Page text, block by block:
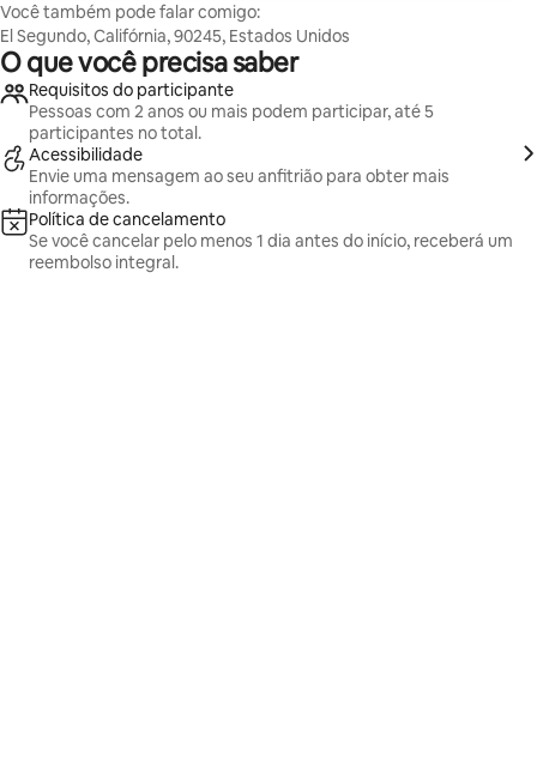
Você também pode falar comigo:
El Segundo, Califórnia, 90245, Estados Unidos
O que você precisa saber
Requisitos do participante
Pessoas com 2 anos ou mais podem participar, até 5
participantes no total.
Acessibilidade
Envie uma mensagem ao seu anfitrião para obter mais
informações.
Política de cancelamento
Se você cancelar pelo menos 1 dia antes do início, receberá um
reembolso integral.